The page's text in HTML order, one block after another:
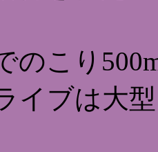
こり
イブは大